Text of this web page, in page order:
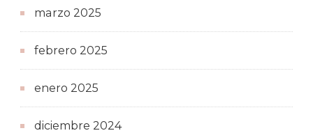
marzo 2025
febrero 2025
enero 2025
diciembre 2024